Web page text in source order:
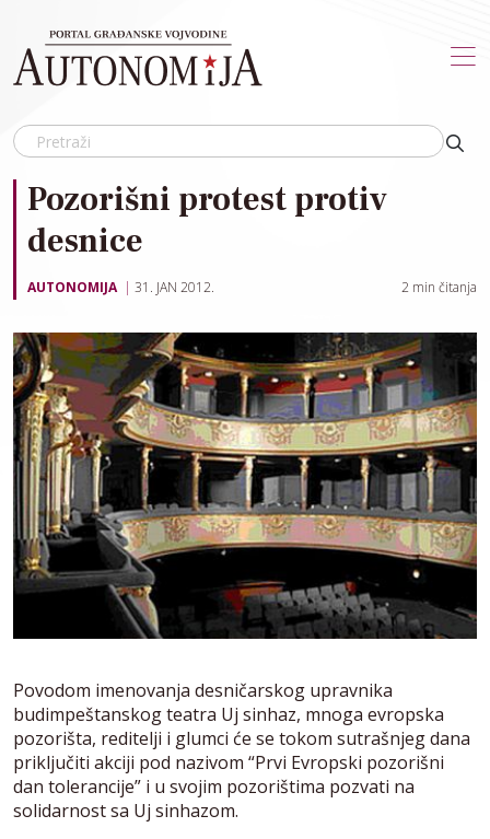
Pozorišni protest protiv
desnice
AUTONOMIJA 31. JAN 2012. 2 min čitanja
Povodom imenovanja desničarskog upravnika
budimpeštanskog teatra Uj sinhaz, mnoga evropska
pozorišta, reditelji i glumci će se tokom sutrašnjeg dana
priključiti akciji pod nazivom “Prvi Evropski pozorišni
dan tolerancije” i u svojim pozorištima pozvati na
solidarnost sa Uj sinhazom.